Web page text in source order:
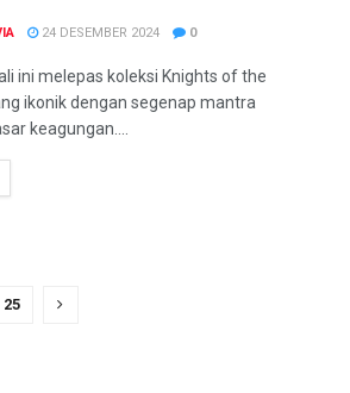
24 DESEMBER 2024 0
ini melepas koleksi Knights of the
ikonik dengan segenap mantra
keagungan....
25